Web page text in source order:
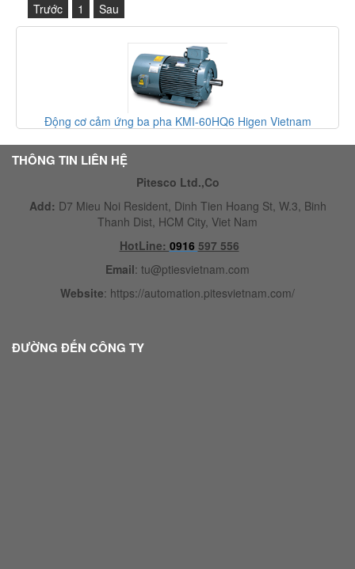
Trước
1 Sau
Động cơ cảm ứng ba pha KMI-60HQ6 Higen Vietnam
THÔNG TIN LIÊN HỆ
Pitesco Ltd.,Co
Add: D7 Mieu Noi Resident, Dinh Tien Hoang St, W.3, Binh
Thanh Dist, HCM City, Viet Nam
HotLine: 0916 597 556
Email: tu@ptiesvietnam.com
Website: https://automation.pitesvietnam.com/
ĐƯỜNG ĐẾN CÔNG TY